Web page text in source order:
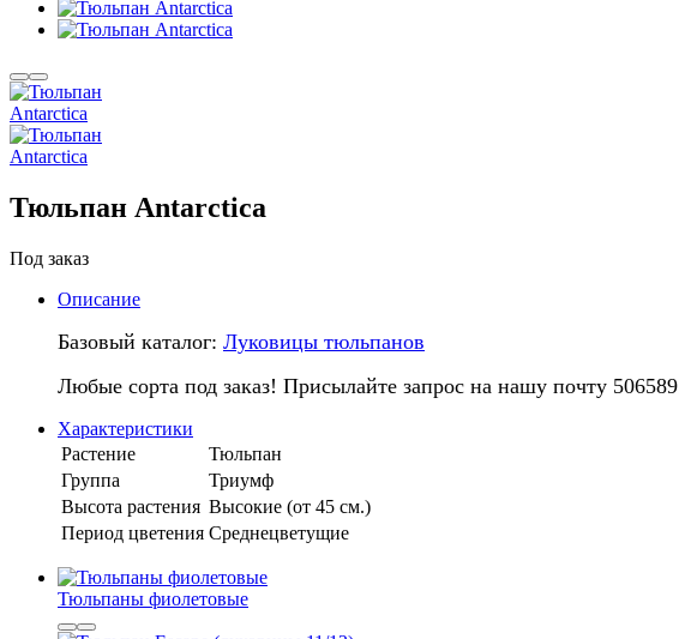
Тюльпан Antarctica
Под заказ
Описание
Базовый каталог: Луковицы тюльпанов
Любые сорта под заказ! Присылайте запрос на нашу почту
Характеристики
Растение
Тюльпан
Группа
Триумф
Высота растения Высокие (от 45 см.)
Период цветения Среднецветущие
Тюльпаны фиолетовые